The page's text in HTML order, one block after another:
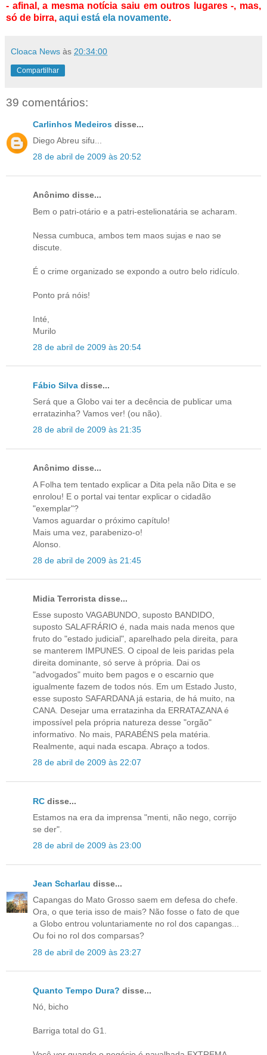
- afinal, a mesma notícia saiu em outros lugares -, mas,
só de birra, aqui está ela novamente.
Cloaca News às 20:34:00
Compartilhar
39 comentários:
Carlinhos Medeiros disse...
Diego Abreu sifu...
28 de abril de 2009 às 20:52
Anônimo disse...
Bem o patri-otário e a patri-estelionatária se acharam.
Nessa cumbuca, ambos tem maos sujas e nao se
discute.
É o crime organizado se expondo a outro belo ridículo.
Ponto prá nóis!
Inté,
Murilo
28 de abril de 2009 às 20:54
Fábio Silva disse...
Será que a Globo vai ter a decência de publicar uma
erratazinha? Vamos ver! (ou não).
28 de abril de 2009 às 21:35
Anônimo disse...
A Folha tem tentado explicar a Dita pela não Dita e se
enrolou! E o portal vai tentar explicar o cidadão
"exemplar"?
Vamos aguardar o próximo capítulo!
Mais uma vez, parabenizo-o!
Alonso.
28 de abril de 2009 às 21:45
Midia Terrorista disse...
Esse suposto VAGABUNDO, suposto BANDIDO,
suposto SALAFRÁRIO é, nada mais nada menos que
fruto do "estado judicial", aparelhado pela direita, para
se manterem IMPUNES. O cipoal de leis paridas pela
direita dominante, só serve à própria. Dai os
"advogados" muito bem pagos e o escarnio que
igualmente fazem de todos nós. Em um Estado Justo,
esse suposto SAFARDANA já estaria, de há muito, na
CANA. Desejar uma erratazinha da ERRATAZANA é
impossível pela própria natureza desse "orgão"
informativo. No mais, PARABÉNS pela matéria.
Realmente, aqui nada escapa. Abraço a todos.
28 de abril de 2009 às 22:07
RC disse...
Estamos na era da imprensa "menti, não nego, corrijo
se der".
28 de abril de 2009 às 23:00
Jean Scharlau disse...
Capangas do Mato Grosso saem em defesa do chefe.
Ora, o que teria isso de mais? Não fosse o fato de que
a Globo entrou voluntariamente no rol dos capangas...
Ou foi no rol dos comparsas?
28 de abril de 2009 às 23:27
Quanto Tempo Dura? disse...
Nó, bicho
Barriga total do G1.